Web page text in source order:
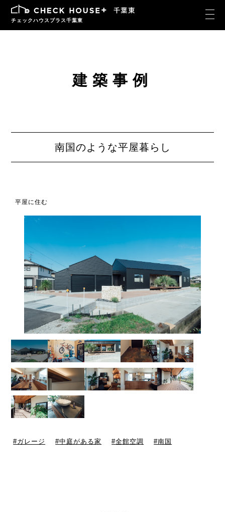
チェックハウスプラス千葉東
建築事例
南国のような平屋暮らし
平屋に住む
ガレージ 中庭がある家 全館空調 南国